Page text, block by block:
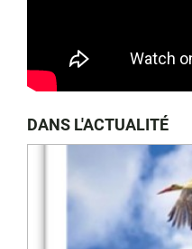
DANS L'ACTUALITÉ